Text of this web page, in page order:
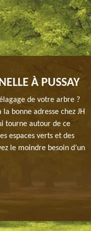
À PUSSAY
de votre arbre ?
bonne adresse chez JH
tourne autour de ce
espaces verts et des
le moindre besoin d’un